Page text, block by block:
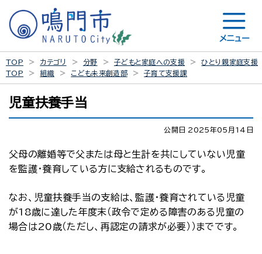
メニュー
TOP カテゴリ 分野 子どもと家庭への支援
ひとり親家庭支援
TOP
組織 こども未来創造部 子育て支援課
児童扶養手当
公開日 2025年05月14日
父母の離婚等で父または母と生計を共にしていない児童
を監護・養育している方に支給されるものです。
なお、児童扶養手当の支給は、監護・養育されている児童
が18歳に達した年度末（政令で定める障害のある児童の
場合は20歳（ただし、再認定の請求が必要））までです。